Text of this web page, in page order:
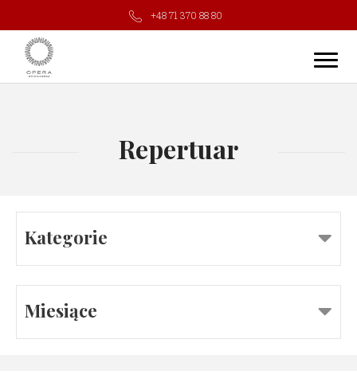
+48 71 370 88 80
Repertuar
Kategorie
Miesiące